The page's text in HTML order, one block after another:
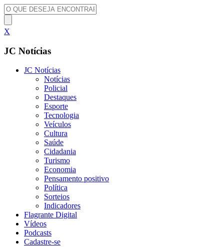
X
JC Notícias
JC Notícias
Notícias
Policial
Destaques
Esporte
Tecnologia
Veículos
Cultura
Saúde
Cidadania
Turismo
Economia
Pensamento positivo
Política
Sorteios
Indicadores
Flagrante Digital
Vídeos
Podcasts
Cadastre-se